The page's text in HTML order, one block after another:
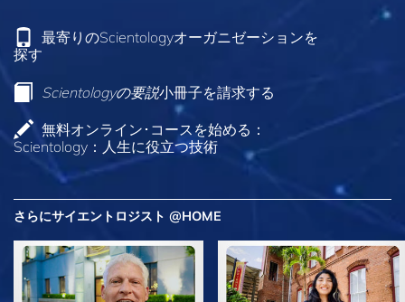
最寄りのScientologyオーガニゼーションを
探す
Scientologyの要説小冊子を請求する
無料オンライン･コースを始める：
Scientology：人生に役立つ技術
さらにサイエントロジスト @HOME